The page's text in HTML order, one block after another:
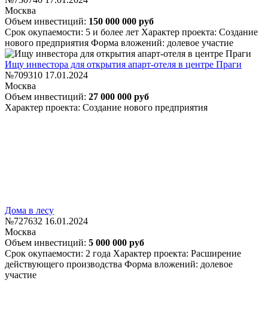
Москва
Объем инвестиций: 150 000 000 руб
Срок окупаемости: 5 и более лет Характер проекта: Создание
нового предприятия Форма вложений: долевое участие
Ищу инвестора для открытия апарт-отеля в центре Праги
№709310 17.01.2024
Москва
Объем инвестиций: 27 000 000 руб
Характер проекта: Создание нового предприятия
Дома в лесу
№727632 16.01.2024
Москва
Объем инвестиций: 5 000 000 руб
Срок окупаемости: 2 года Характер проекта: Расширение
действующего производства Форма вложений: долевое
участие